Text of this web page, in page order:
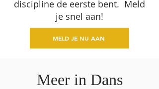
discipline de eerste bent. Meld
je snel aan!
MELD JE NU AAN
Meer in Dans